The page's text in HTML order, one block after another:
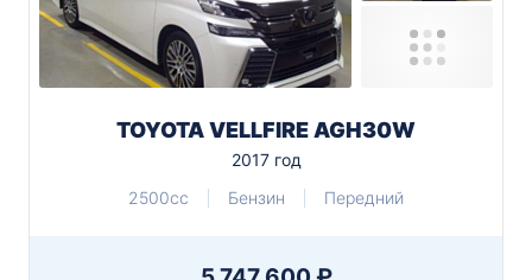
TOYOTA VELLFIRE AGH30W
2017 год
2500cc
Бензин Передний